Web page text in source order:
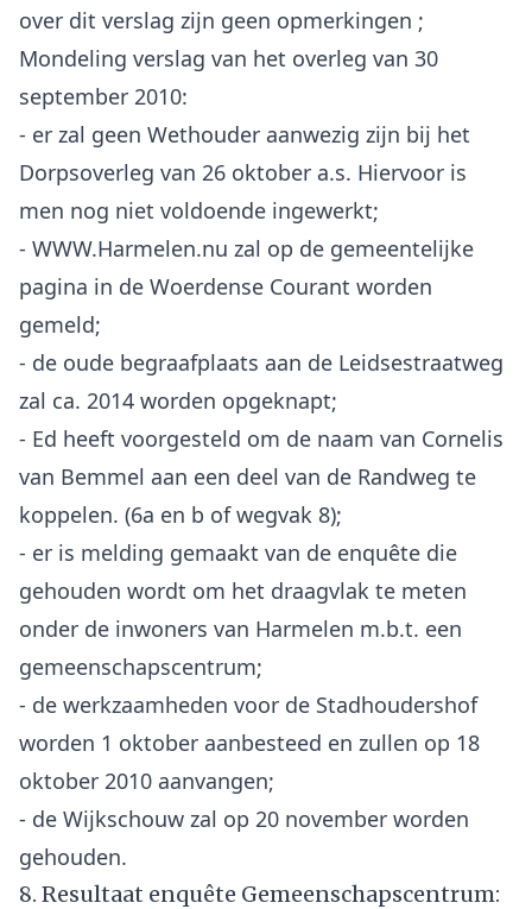
over dit verslag zijn geen opmerkingen ;
Mondeling verslag van het overleg van 30
september 2010:
- er zal geen Wethouder aanwezig zijn bij het
Dorpsoverleg van 26 oktober a.s. Hiervoor is
men nog niet voldoende ingewerkt;
- WWW.Harmelen.nu zal op de gemeentelijke
pagina in de Woerdense Courant worden
gemeld;
- de oude begraafplaats aan de Leidsestraatweg
zal ca. 2014 worden opgeknapt;
- Ed heeft voorgesteld om de naam van Cornelis
van Bemmel aan een deel van de Randweg te
koppelen. (6a en b of wegvak 8);
- er is melding gemaakt van de enquête die
gehouden wordt om het draagvlak te meten
onder de inwoners van Harmelen m.b.t. een
gemeenschapscentrum;
- de werkzaamheden voor de Stadhoudershof
worden 1 oktober aanbesteed en zullen op 18
oktober 2010 aanvangen;
- de Wijkschouw zal op 20 november worden
8. Resultaat enquête Gemeenschapscentrum: